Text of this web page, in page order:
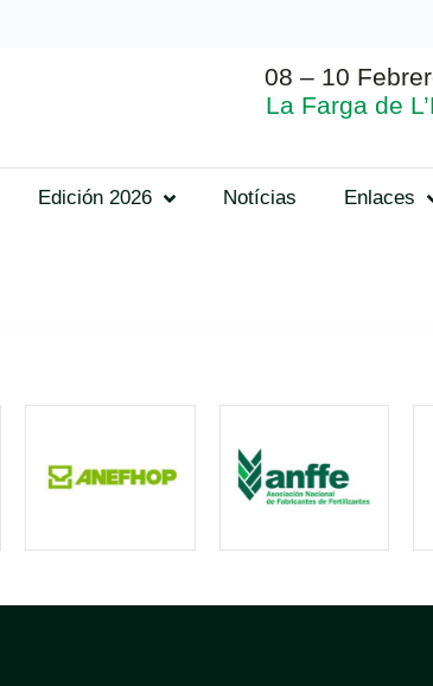
08 – 10
La Farga de
Edición 2026 Notícias Enlaces